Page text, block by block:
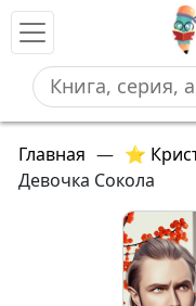
Главная — ⭐
Девочка Сокола